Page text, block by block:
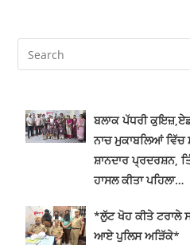
ਬਲਾਕ ਪੱਧਰੀ
ਨਾਚ ਮੁਕਾਬਲਿਆਂ ਵਿੱਚ
ਸ਼ਾਨਦਾਰ ਪ੍ਰਦਰਸ਼ਨ,
ਹਾਸਲ ਕੀਤਾ ਪਹਿਲਾ…
*ਲੁੱਟ ਖੋਹ ਕੀਤੇ ਟਰਾਲੇ
ਆਏ ਪੁਲਿਸ ਅੜਿੱਕੇ*